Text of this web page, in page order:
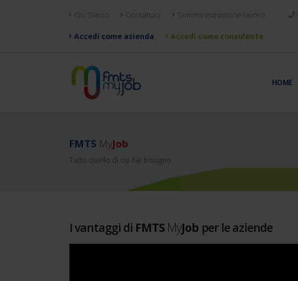
Chi Siamo Contattaci Somministrazione lavoro
Accedi come azienda Accedi come consulente
HOME
FMTS MyJob
Tutto quello di cui hai bisogno
I vantaggi di FMTS MyJob per le aziende